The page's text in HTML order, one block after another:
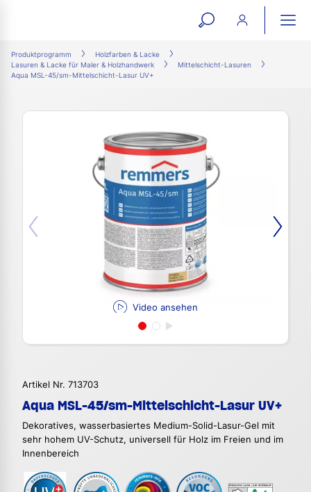
open
Produktprogramm
Holzfarben & Lacke
Lasuren & Lacke für Maler & Holzhandwerk
Mittelschicht-Lasuren
Aqua MSL-45/sm-Mittelschicht-Lasur UV+
Video ansehen
Artikel Nr. 713703
Aqua MSL-45/sm-Mittelschicht-Lasur UV+
Dekoratives, wasserbasiertes Medium-Solid-Lasur-Gel mit
sehr hohem UV-Schutz, universell für Holz im Freien und im
Innenbereich